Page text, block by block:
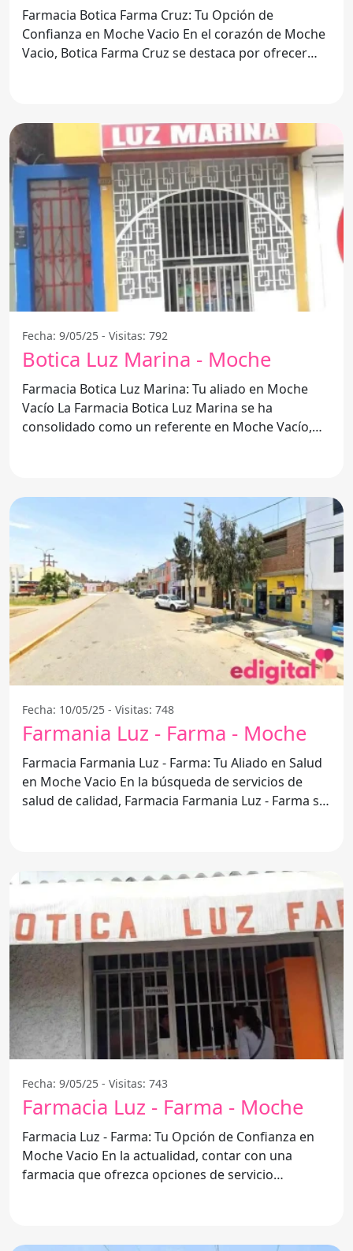
Farmacia Botica Farma Cruz: Tu Opción de
Confianza en Moche Vacio En el corazón de Moche
Vacio, Botica Farma Cruz se destaca por ofrecer
Fecha: 9/05/25 - Visitas: 792
Botica Luz Marina - Moche
Farmacia Botica Luz Marina: Tu aliado en Moche
Vacío La Farmacia Botica Luz Marina se ha
consolidado como un referente en Moche Vacío,
Fecha: 10/05/25 - Visitas: 748
Farmania Luz - Farma - Moche
Farmacia Farmania Luz - Farma: Tu Aliado en Salud
en Moche Vacio En la búsqueda de servicios de
salud de calidad, Farmacia Farmania Luz - Farma se
Fecha: 9/05/25 - Visitas: 743
Farmacia Luz - Farma - Moche
Farmacia Luz - Farma: Tu Opción de Confianza en
Moche Vacio En la actualidad, contar con una
farmacia que ofrezca opciones de servicio